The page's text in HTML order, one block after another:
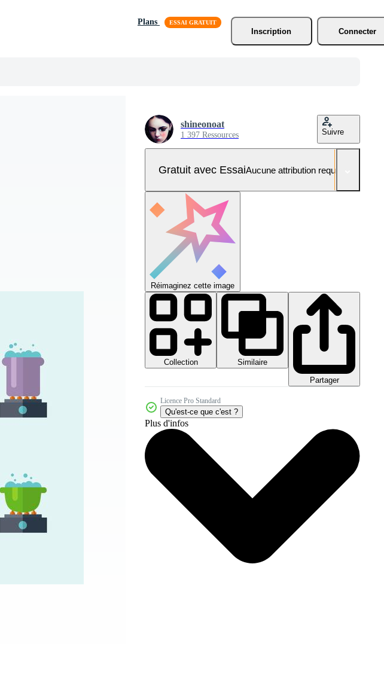
Plans
Inscription
Connecter
shineonoat
1 397 Ressources Suivre
Gratuit avec EssaiAucune attribution requise
Réimaginez cette image
Collection
Similaire
Partager
Licence Pro Standard
Qu'est-ce que c'est ?
Plus d'infos